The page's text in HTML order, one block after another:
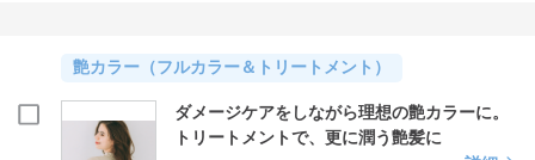
艶カラー（フルカラー＆トリートメント）
ダメージケアをしながら理想の艶カラーに。
トリートメントで、更に潤う艶髪に